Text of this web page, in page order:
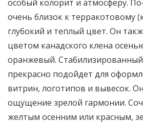
особый колорит и атмосферу.
очень близок к терракотовому
глубокий и теплый цвет. Он
цветом канадского клена
оранжевый.
прекрасно подойдет для
витрин, логотипов и вывесок.
ощущение зрелой гармонии.
желтым осенним или красным,